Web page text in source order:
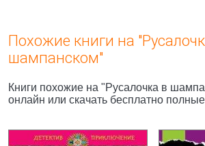
Похожие книги на
шампанском"
Книги похожие на "Русалочка в
онлайн или скачать бесплатно